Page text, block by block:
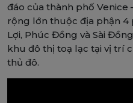
đáo của thành phố Venice
rộng lớn thuộc địa phận 4
Lợi, Phúc Đồng và Sài
khu đô thị toạ lạc tại vị trí
thủ đô.